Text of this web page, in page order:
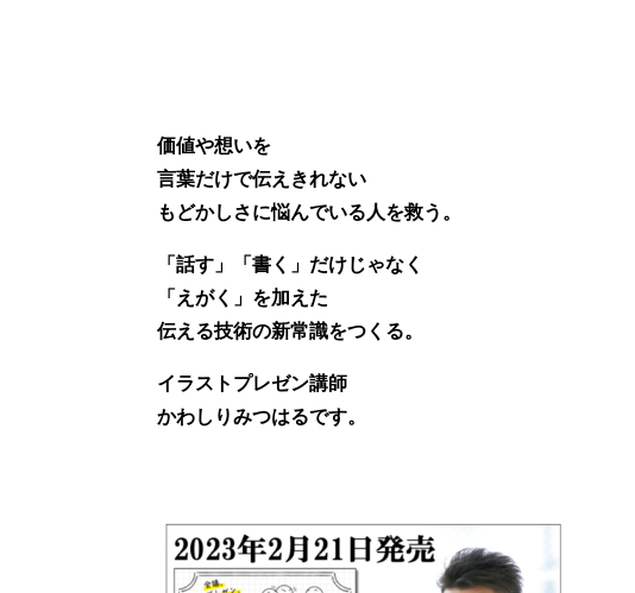
価値や想いを
言葉だけで伝えきれない
もどかしさに悩んでいる人を救う。
「話す」「書く」だけじゃなく
「えがく」を加えた
伝える技術の新常識をつくる。
イラストプレゼン講師
かわしりみつはるです。